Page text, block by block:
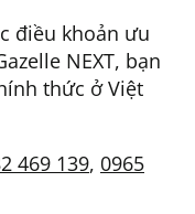
điều khoản ưu
NEXT, bạn
thức ở Việt
469 139, 0965